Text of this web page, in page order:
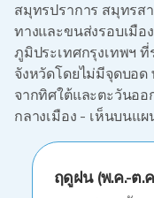
สมุทรปราการ สมุทร
ทางและขนส่งรอบเมือ
ภูมิประเทศกรุงเทพฯ
จังหวัดโดยไม่มีจุดบอด
จากทิศใต้และตะวันออ
กลางเมือง - เห็นบนแ
ฤดูฝน (พ.ค.-ต.